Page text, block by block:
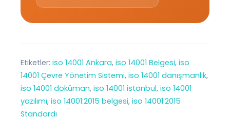
Etiketler: iso 14001 Ankara, iso 14001 Belgesi, iso
14001 Çevre Yönetim Sistemi, iso 14001 danışmanlık
iso 14001 doküman, iso 14001 istanbul, iso 14001
yazılımı, iso 14001:2015 belgesi, iso 14001:2015
Standardı